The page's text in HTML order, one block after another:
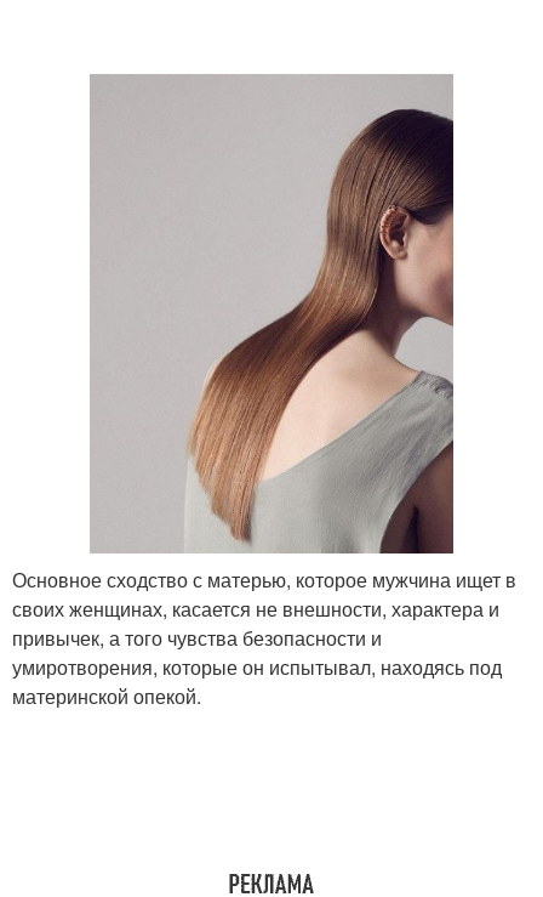
Основное сходство с матерью, которое мужчина ищет в
своих женщинах, касается не внешности, характера и
привычек, а того чувства безопасности и
умиротворения, которые он испытывал, находясь под
материнской опекой.